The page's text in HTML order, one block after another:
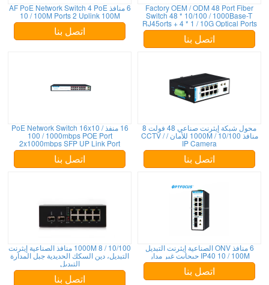
6 منافذ AF PoE Network Switch 4 PoE
10 / 100M Ports 2 Uplink 100M
اتصل بنا
Factory OEM / ODM 48 Port Fiber
Switch 48 * 10/100 / 1000Base-T
RJ45orts + 4 * 1 / 10G Optical Ports
اتصل بنا
16 منفذ PoE Network Switch 16x10 /
100 / 1000mbps POE Port
2x1000mbps SFP UP Link Port
اتصل بنا
محول شبكة إيثرنت صناعي 48 فولت 8
منافذ 10/100 / 1000M للأمان / CCTV /
IP Camera
اتصل بنا
10/100 / 1000M 8 منافذ الصناعية إيثرنت
التبديل، دين السكك الحديدية جبل المدارة
التبديل
اتصل بنا
6 منافذ ONV الصناعية إيثرنت التبديل
IP40 10 / 100M جيجابت غير مدار
اتصل بنا